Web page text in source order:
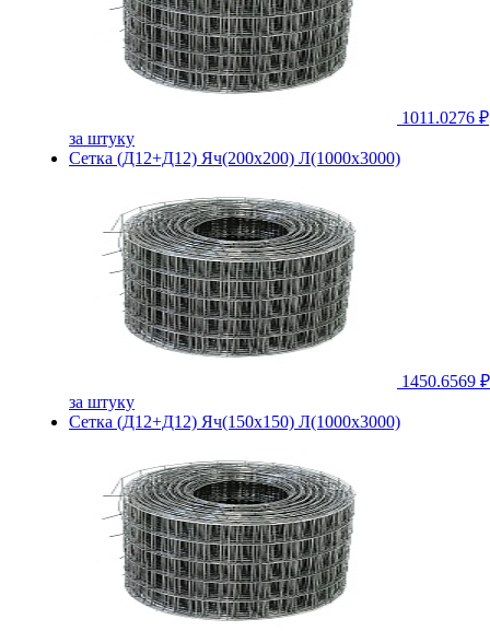
1011.0276 ₽
за штуку
Сетка (Д12+Д12) Яч(200х200) Л(1000х3000)
1450.6569 ₽
за штуку
Сетка (Д12+Д12) Яч(150х150) Л(1000х3000)